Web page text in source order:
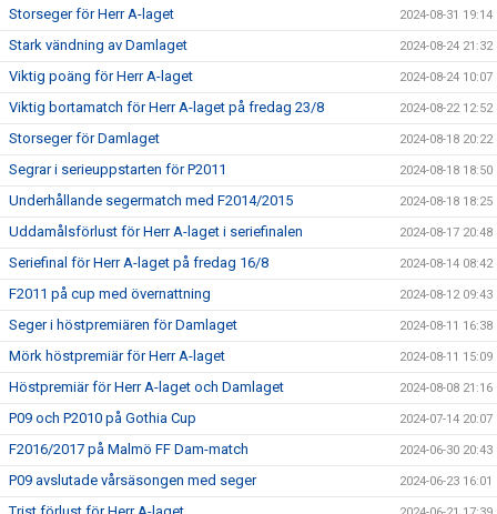
Storseger för Herr A-laget 2024-08-31 19:14
Stark vändning av Damlaget 2024-08-24 21:32
Viktig poäng för Herr A-laget 2024-08-24 10:07
Viktig bortamatch för Herr A-laget på fredag 23/8 2024-08-22 12:52
Storseger för Damlaget 2024-08-18 20:22
Segrar i serieuppstarten för P2011 2024-08-18 18:50
Underhållande segermatch med F2014/2015 2024-08-18 18:25
Uddamålsförlust för Herr A-laget i seriefinalen 2024-08-17 20:48
Seriefinal för Herr A-laget på fredag 16/8 2024-08-14 08:42
F2011 på cup med övernattning 2024-08-12 09:43
Seger i höstpremiären för Damlaget 2024-08-11 16:38
Mörk höstpremiär för Herr A-laget 2024-08-11 15:09
Höstpremiär för Herr A-laget och Damlaget 2024-08-08 21:16
P09 och P2010 på Gothia Cup 2024-07-14 20:07
F2016/2017 på Malmö FF Dam-match 2024-06-30 20:43
P09 avslutade vårsäsongen med seger 2024-06-23 16:01